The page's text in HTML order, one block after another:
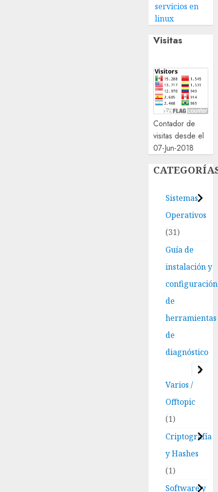
servicios en
linux
Visitas
Contador de
visitas desde el
07-Jun-2018
Sistemas
Operativos
31
Guía de
instalación y
configuración
de
herramientas
de
diagnóstico
3
Varios /
Offtopic
1
Criptografía
y Hashes
1
Software y